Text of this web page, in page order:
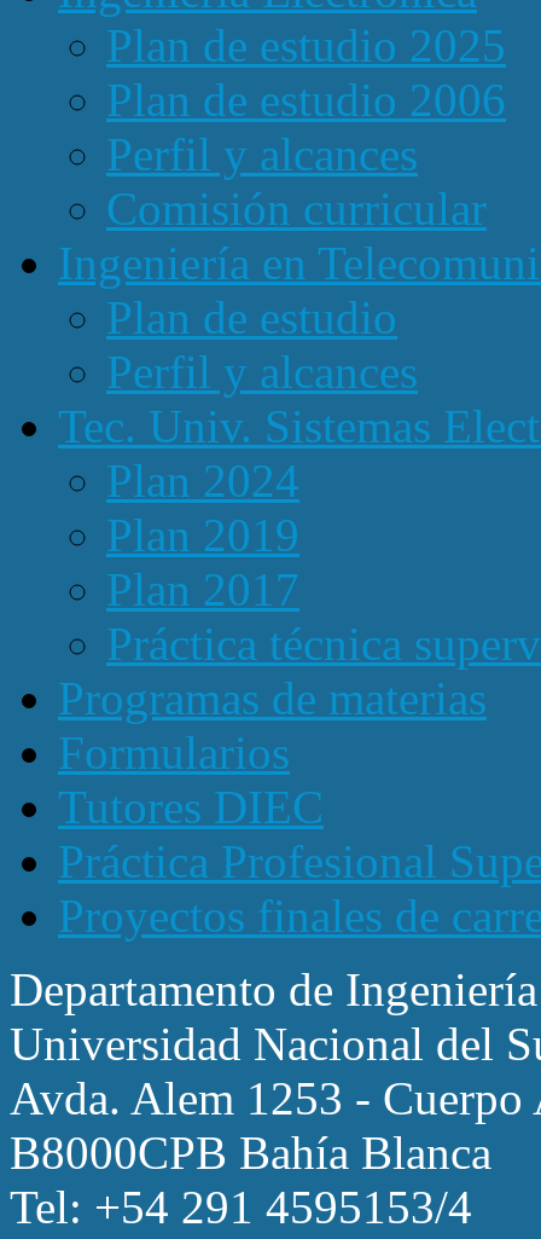
Plan de estudio 2025
Plan de estudio 2006
Perfil y alcances
Comisión curricular
Ingeniería en
Plan de estudio
Perfil y alcances
Tec. Univ. Sistemas
Plan 2024
Plan 2019
Plan 2017
Práctica técnica
Programas de materias
Formularios
Tutores DIEC
Práctica Profesional
Proyectos finales de
Departamento de
Universidad Nacional del
Avda. Alem 1253 - Cuerpo
B8000CPB Bahía Blanca
Tel: +54 291 4595153/4